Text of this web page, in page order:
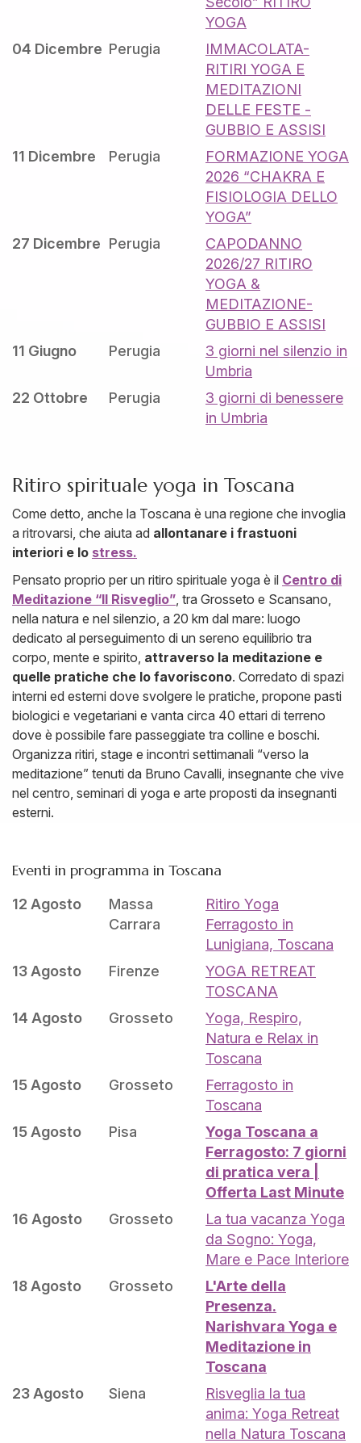
YOGA
04 Dicembre Perugia
IMMACOLATA-
RITIRI YOGA E
MEDITAZIONI
DELLE FESTE -
GUBBIO E ASSISI
11 Dicembre
Perugia
FORMAZIONE YOGA
2026 “CHAKRA E
FISIOLOGIA DELLO
YOGA”
27 Dicembre Perugia
CAPODANNO
2026/27 RITIRO
YOGA &
MEDITAZIONE-
GUBBIO E ASSISI
11 Giugno
Perugia
3 giorni nel silenzio in
Umbria
22 Ottobre
Perugia
3 giorni di benessere
in Umbria
Ritiro spirituale yoga in Toscana
Come detto, anche la Toscana è una regione che invoglia
a ritrovarsi, che aiuta ad allontanare i frastuoni
interiori e lo stress.
Pensato proprio per un ritiro spirituale yoga è il Centro di
Meditazione “Il Risveglio” , tra Grosseto e Scansano,
nella natura e nel silenzio, a 20 km dal mare: luogo
dedicato al perseguimento di un sereno equilibrio tra
corpo, mente e spirito, attraverso la meditazione e
quelle pratiche che lo favoriscono. Corredato di spazi
interni ed esterni dove svolgere le pratiche, propone pasti
biologici e vegetariani e vanta circa 40 ettari di terreno
dove è possibile fare passeggiate tra colline e boschi.
Organizza ritiri, stage e incontri settimanali “verso la
meditazione” tenuti da Bruno Cavalli, insegnante che vive
nel centro, seminari di yoga e arte proposti da insegnanti
esterni.
Eventi in programma in Toscana
12 Agosto
Massa
Carrara
Ritiro Yoga
Ferragosto in
Lunigiana, Toscana
13 Agosto
Firenze
YOGA RETREAT
TOSCANA
14 Agosto
Grosseto
Yoga, Respiro,
Natura e Relax in
Toscana
15 Agosto
Grosseto
Ferragosto in
Toscana
15 Agosto
Pisa
Yoga Toscana a
Ferragosto: 7 giorni
di pratica vera |
Offerta Last Minute
16 Agosto
Grosseto
La tua vacanza Yoga
da Sogno: Yoga,
Mare e Pace Interiore
18 Agosto
Grosseto
L'Arte della
Presenza.
Narishvara Yoga e
Meditazione in
Toscana
23 Agosto
Siena
Risveglia la tua
anima: Yoga Retreat
nella Natura Toscana